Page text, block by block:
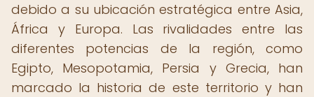
debido a su ubicación estratégica entre Asia,
África y Europa. Las rivalidades entre las
diferentes potencias de la región, como
Egipto, Mesopotamia, Persia y Grecia, han
marcado la historia de este territorio y han